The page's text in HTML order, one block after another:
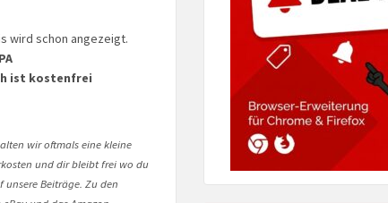
wird schon angezeigt.
ist kostenfrei
wir oftmals eine kleine
und dir bleibt frei wo du
Beiträge. Zu den